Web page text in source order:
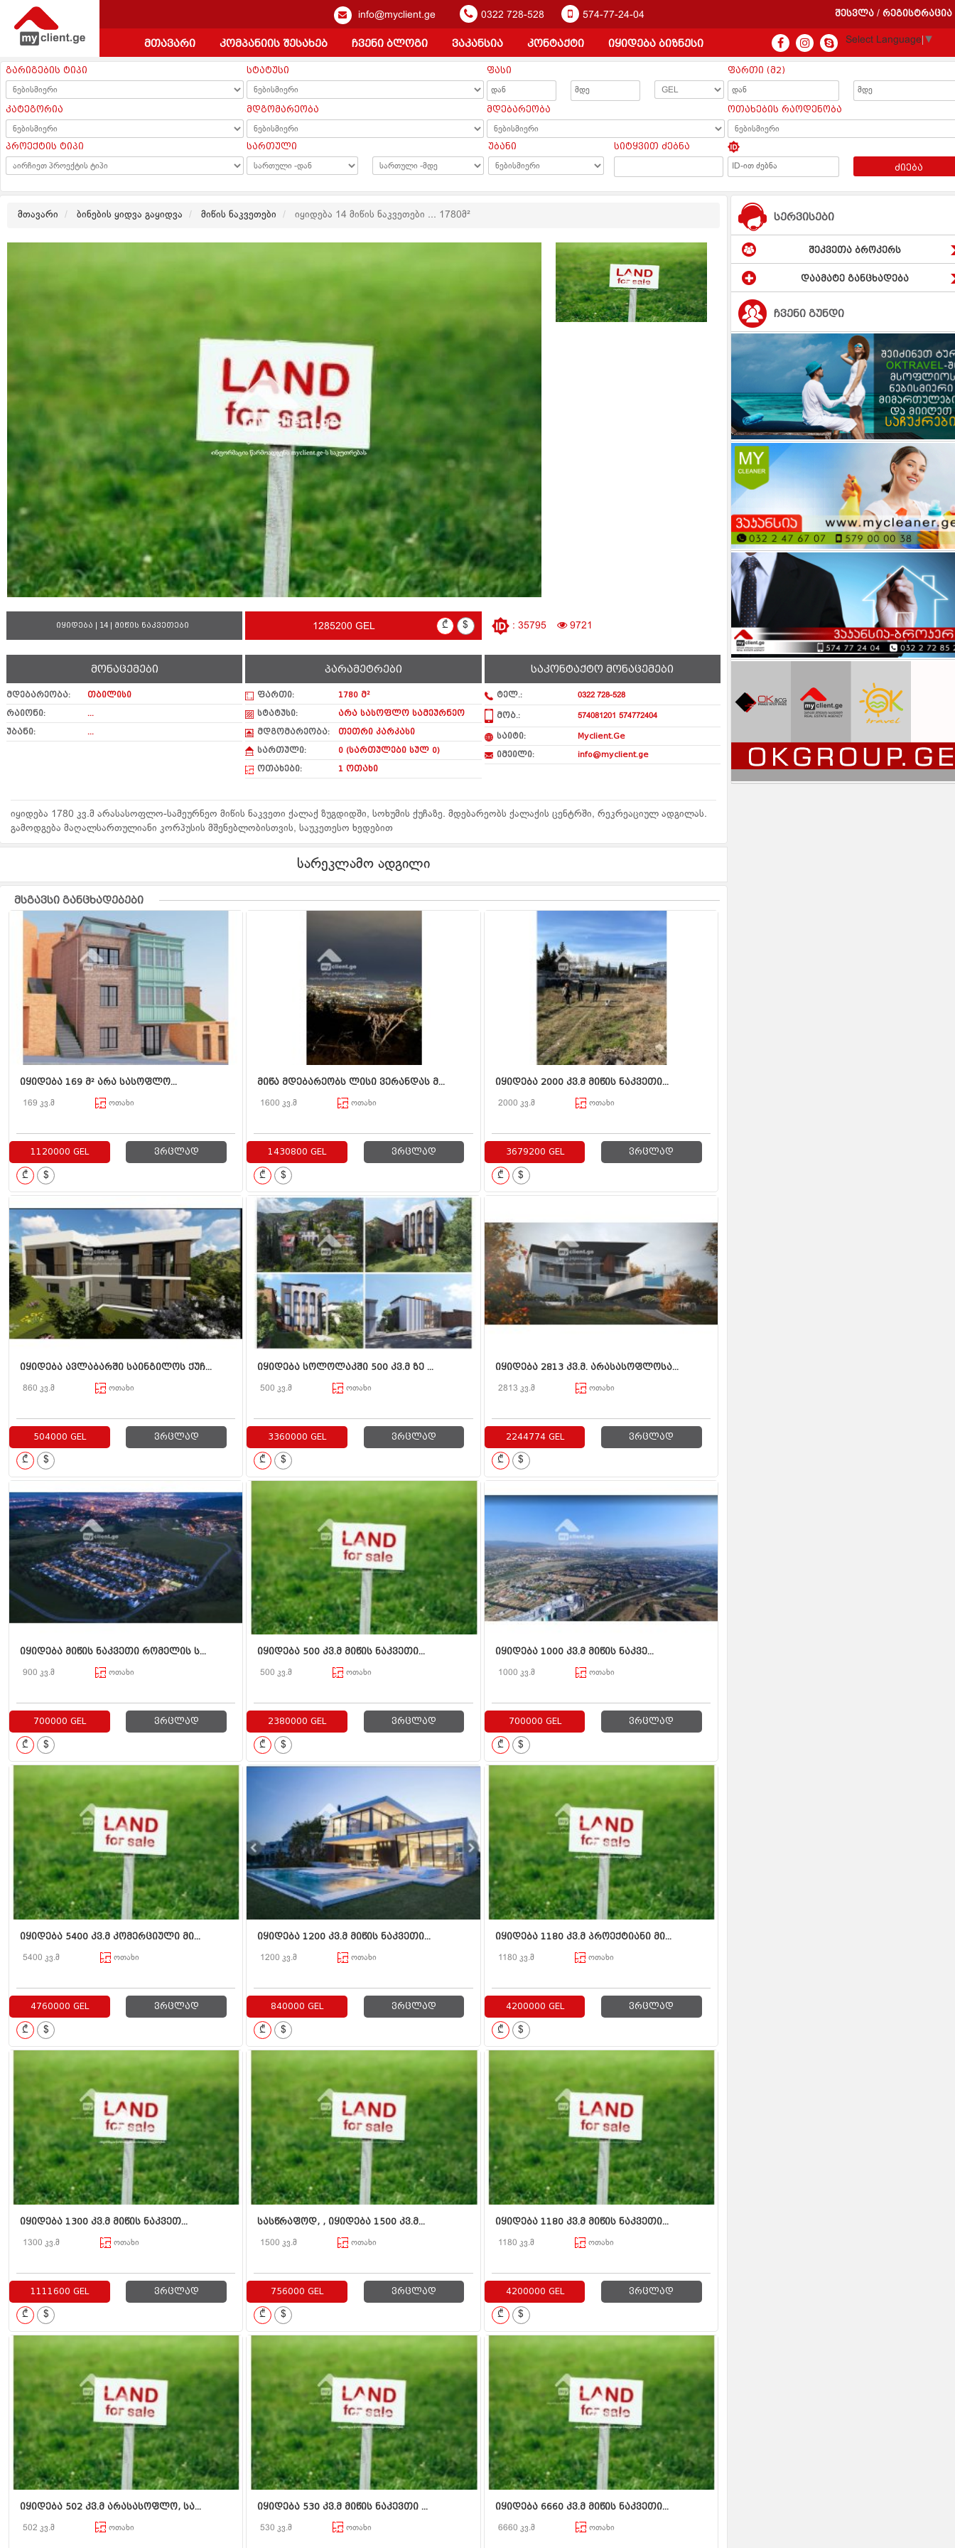
info@myclient.ge 0322 728-528 574-77-24-04 შესვლა / რეგისტრაცია
მთავარი კომპანიის შესახებ ჩვენი ბლოგი ვაკანსია კონტაქტი იყიდება ბიზნესი Select Language ▼
გარიგების ტიპი სტატუსი ფასი ფართი (მ2)
კატეგორია მდგომარეობა მდებარეობა ოთახების რაოდენობა
პროექტის ტიპი სართული უბანი სიტყვით ძებნა
ძიება
მთავარი ბინების ყიდვა გაყიდვა მიწის ნაკვეთები იყიდება 14 მიწის ნაკვეთები ... 1780მ²
იყიდება | 14 | მიწის ნაკვეთები 1285200 GEL ₾ $ : 35795 9721
მონაცემები პარამეტრები საკონტაქტო მონაცემები
მდებარეობა:
თბილისი
რაიონი:
...
უბანი:
...
ფართი:
1780 მ²
სტატუსი:
არა სასოფლო სამეურნეო
მდგომარეობა:
თეთრი კარკასი
სართული:
0 (სართულები სულ 0)
ოთახები:
1 ოთახი
ტელ.: 0322 728-528
მობ.: 574081201 574772404
საიტი:
Myclient.Ge
იმეილი:
info@myclient.ge
იყიდება 1780 კვ.მ არასასოფლო-სამეურნეო მიწის ნაკვეთი ქალაქ ზუგდიდში, სოხუმის ქუჩაზე. მდებარეობს ქალაქის ცენტრში, რეკრეაციულ ადგილას.
გამოდგება მაღალსართულიანი კორპუსის მშენებლობისთვის, საუკეთესო ხედებით
სარეკლამო ადგილი
მსგავსი განცხადებები
იყიდება 169 მ² არა სასოფლო...
169 კვ.მ ოთახი
1120000 GEL ვრცლად
₾ $
მიწა მდებარეობს ლისი ვერანდას მ...
1600 კვ.მ ოთახი
1430800 GEL ვრცლად
₾ $
იყიდება 2000 კვ.მ მიწის ნაკვეთი...
2000 კვ.მ ოთახი
3679200 GEL ვრცლად
₾ $
იყიდება ავლაბარში საინგილოს ქუჩ...
860 კვ.მ ოთახი
504000 GEL ვრცლად
₾ $
იყიდება სოლოლაკში 500 კვ.მ ზე ...
500 კვ.მ ოთახი
3360000 GEL ვრცლად
₾ $
იყიდება 2813 კვ.მ. არასასოფლოსა...
2813 კვ.მ ოთახი
2244774 GEL ვრცლად
₾ $
იყიდება მიწის ნაკვეთი რომელის ს...
900 კვ.მ ოთახი
700000 GEL ვრცლად
₾ $
იყიდება 500 კვ.მ მიწის ნაკვეთი...
500 კვ.მ ოთახი
2380000 GEL ვრცლად
₾ $
იყიდება 1000 კვ.მ მიწის ნაკვე...
1000 კვ.მ ოთახი
700000 GEL ვრცლად
₾ $
იყიდება 5400 კვ.მ კომერციული მი...
5400 კვ.მ ოთახი
4760000 GEL ვრცლად
₾ $
იყიდება 1200 კვ.მ მიწის ნაკვეთი...
1200 კვ.მ ოთახი
840000 GEL ვრცლად
₾ $
იყიდება 1180 კვ.მ პროექტიანი მი...
1180 კვ.მ ოთახი
4200000 GEL ვრცლად
₾ $
იყიდება 1300 კვ.მ მიწის ნაკვეთ...
1300 კვ.მ ოთახი
1111600 GEL ვრცლად
₾ $
სასწრაფოდ, , იყიდება 1500 კვ.მ...
1500 კვ.მ ოთახი
756000 GEL ვრცლად
₾ $
იყიდება 1180 კვ.მ მიწის ნაკვეთი...
1180 კვ.მ ოთახი
4200000 GEL ვრცლად
₾ $
იყიდება 502 კვ.მ არასასოფლო, სა...
502 კვ.მ ოთახი
იყიდება 530 კვ.მ მიწის ნაკევთი ...
530 კვ.მ ოთახი
იყიდება 6660 კვ.მ მიწის ნაკვეთი...
6660 კვ.მ ოთახი
სერვისები
შეკვეთა ბროკერს
დაამატე განცხადება
ჩვენი გუნდი